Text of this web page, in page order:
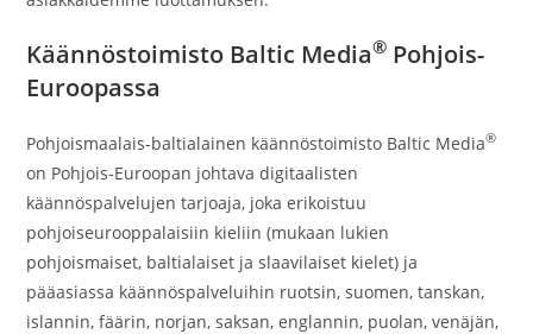
Käännöstoimisto Baltic Media® Pohjois-
Euroopassa
Pohjoismaalais-baltialainen käännöstoimisto Baltic Media®
on Pohjois-Euroopan johtava digitaalisten
käännöspalvelujen tarjoaja, joka erikoistuu
pohjoiseurooppalaisiin kieliin (mukaan lukien
pohjoismaiset, baltialaiset ja slaavilaiset kielet) ja
pääasiassa käännöspalveluihin ruotsin, suomen, tanskan,
islannin, fäärin, norjan, saksan, englannin, puolan, venäjän,